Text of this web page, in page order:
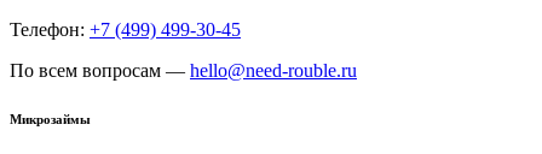
Телефон: +7 (499) 499-30-45
По всем вопросам — hello@need-rouble.ru
Микрозаймы